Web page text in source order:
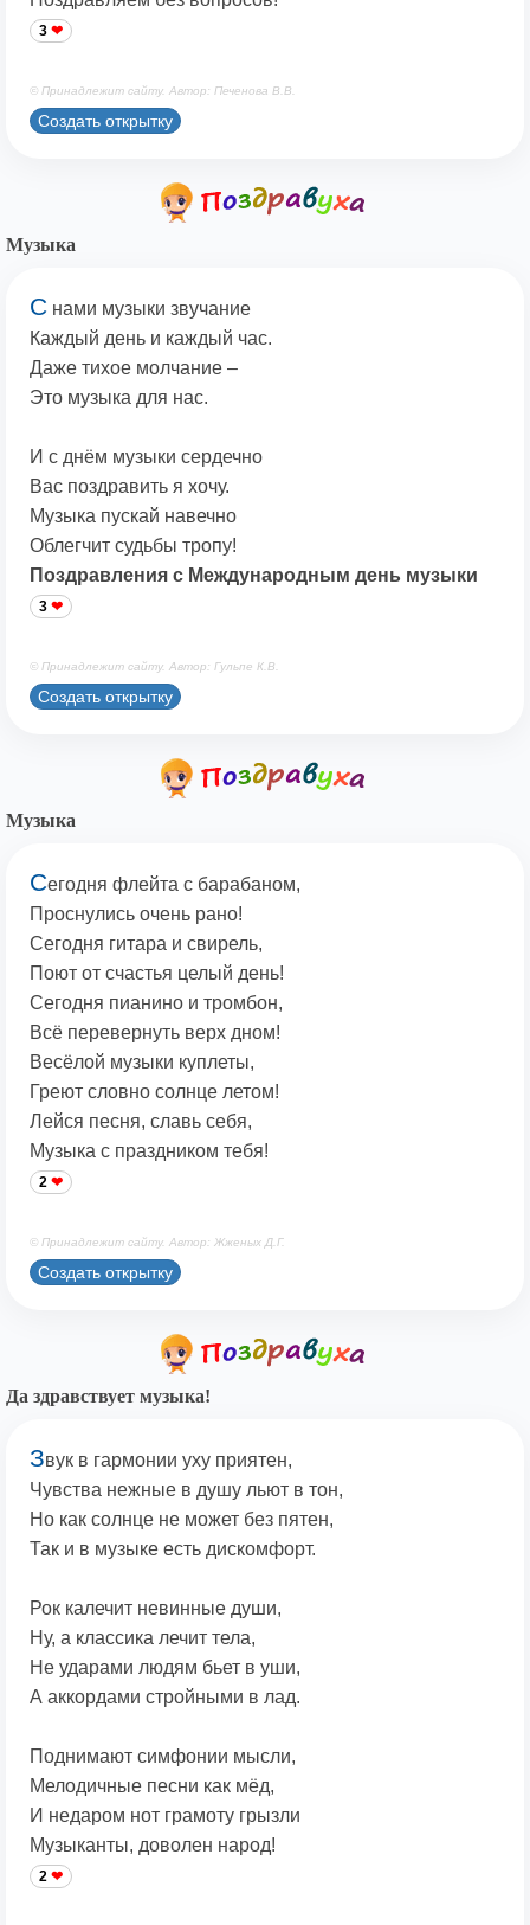
3
© Принадлежит сайту. Автор: Печенова В.В.
Создать открытку
Музыка
С нами музыки звучание
Каждый день и каждый час.
Даже тихое молчание –
Это музыка для нас.
И с днём музыки сердечно
Вас поздравить я хочу.
Музыка пускай навечно
Облегчит судьбы тропу!
Поздравления с Международным день музыки
3
© Принадлежит сайту. Автор: Гульпе К.В.
Создать открытку
Музыка
Сегодня флейта с барабаном,
Проснулись очень рано!
Сегодня гитара и свирель,
Поют от счастья целый день!
Сегодня пианино и тромбон,
Всё перевернуть верх дном!
Весёлой музыки куплеты,
Греют словно солнце летом!
Лейся песня, славь себя,
Музыка с праздником тебя!
2
© Принадлежит сайту. Автор: Жженых Д.Г.
Создать открытку
Да здравствует музыка!
Звук в гармонии уху приятен,
Чувства нежные в душу льют в тон,
Но как солнце не может без пятен,
Так и в музыке есть дискомфорт.
Рок калечит невинные души,
Ну, а классика лечит тела,
Не ударами людям бьет в уши,
А аккордами стройными в лад.
Поднимают симфонии мысли,
Мелодичные песни как мёд,
И недаром нот грамоту грызли
Музыканты, доволен народ!
2